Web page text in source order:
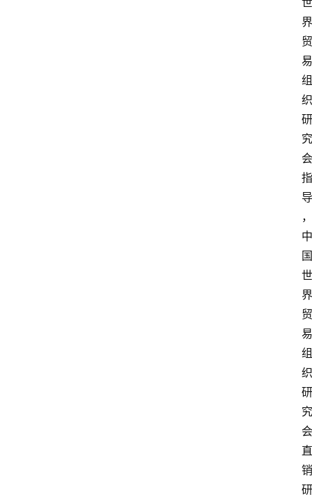
界
贸
易
组
织
研
究
会
指
导
，
中
国
世
界
贸
易
组
织
研
究
会
直
销
研